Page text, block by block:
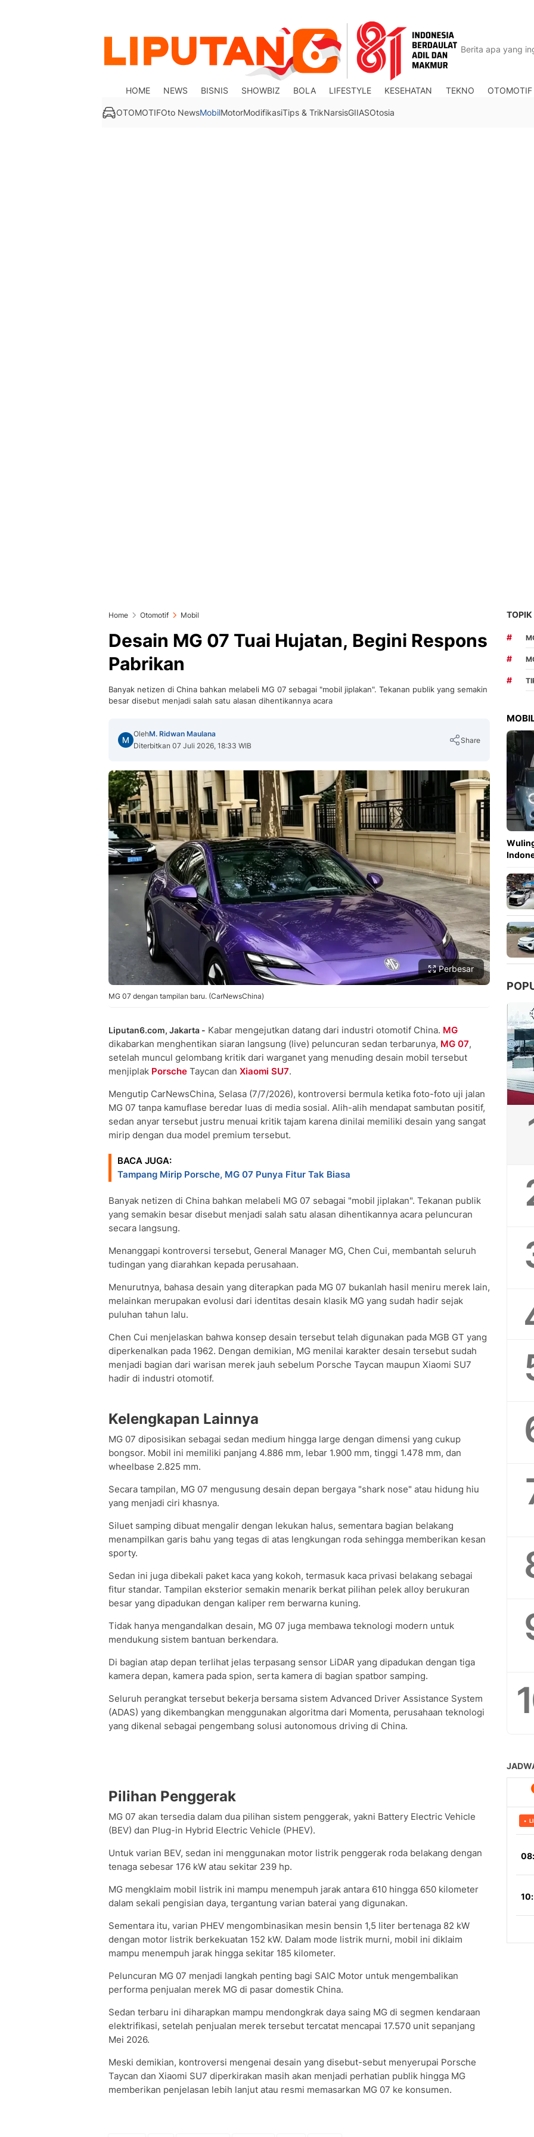
HOME NEWS BISNIS SHOWBIZ BOLA LIFESTYLE KESEHATAN TEKNO OTOMOTIF
OTOMOTIFOto NewsMobilMotorModifikasiTips & TrikNarsisGIIASOtosia
Home Otomotif Mobil
Desain MG 07 Tuai Hujatan, Begini Respons
Pabrikan
Banyak netizen di China bahkan melabeli MG 07 sebagai "mobil jiplakan". Tekanan publik yang semakin
besar disebut menjadi salah satu alasan dihentikannya acara
OlehM. Ridwan Maulana
Diterbitkan 07 Juli 2026, 18:33 WIB
Share
Perbesar
MG 07 dengan tampilan baru. (CarNewsChina)
Liputan6.com, Jakarta - Kabar mengejutkan datang dari industri otomotif China. MG
dikabarkan menghentikan siaran langsung (live) peluncuran sedan terbarunya, MG 07,
setelah muncul gelombang kritik dari warganet yang menuding desain mobil tersebut
menjiplak Porsche Taycan dan Xiaomi SU7.
Mengutip CarNewsChina, Selasa (7/7/2026), kontroversi bermula ketika foto-foto uji jalan
MG 07 tanpa kamuflase beredar luas di media sosial. Alih-alih mendapat sambutan positif,
sedan anyar tersebut justru menuai kritik tajam karena dinilai memiliki desain yang sangat
mirip dengan dua model premium tersebut.
BACA JUGA:
Tampang Mirip Porsche, MG 07 Punya Fitur Tak Biasa
Banyak netizen di China bahkan melabeli MG 07 sebagai "mobil jiplakan". Tekanan publik
yang semakin besar disebut menjadi salah satu alasan dihentikannya acara peluncuran
secara langsung.
Menanggapi kontroversi tersebut, General Manager MG, Chen Cui, membantah seluruh
tudingan yang diarahkan kepada perusahaan.
Menurutnya, bahasa desain yang diterapkan pada MG 07 bukanlah hasil meniru merek lain,
melainkan merupakan evolusi dari identitas desain klasik MG yang sudah hadir sejak
puluhan tahun lalu.
Chen Cui menjelaskan bahwa konsep desain tersebut telah digunakan pada MGB GT yang
diperkenalkan pada 1962. Dengan demikian, MG menilai karakter desain tersebut sudah
menjadi bagian dari warisan merek jauh sebelum Porsche Taycan maupun Xiaomi SU7
hadir di industri otomotif.
Kelengkapan Lainnya
MG 07 diposisikan sebagai sedan medium hingga large dengan dimensi yang cukup
bongsor. Mobil ini memiliki panjang 4.886 mm, lebar 1.900 mm, tinggi 1.478 mm, dan
wheelbase 2.825 mm.
Secara tampilan, MG 07 mengusung desain depan bergaya "shark nose" atau hidung hiu
yang menjadi ciri khasnya.
Siluet samping dibuat mengalir dengan lekukan halus, sementara bagian belakang
menampilkan garis bahu yang tegas di atas lengkungan roda sehingga memberikan kesan
sporty.
Sedan ini juga dibekali paket kaca yang kokoh, termasuk kaca privasi belakang sebagai
fitur standar. Tampilan eksterior semakin menarik berkat pilihan pelek alloy berukuran
besar yang dipadukan dengan kaliper rem berwarna kuning.
Tidak hanya mengandalkan desain, MG 07 juga membawa teknologi modern untuk
mendukung sistem bantuan berkendara.
Di bagian atap depan terlihat jelas terpasang sensor LiDAR yang dipadukan dengan tiga
kamera depan, kamera pada spion, serta kamera di bagian spatbor samping.
Seluruh perangkat tersebut bekerja bersama sistem Advanced Driver Assistance System
(ADAS) yang dikembangkan menggunakan algoritma dari Momenta, perusahaan teknologi
yang dikenal sebagai pengembang solusi autonomous driving di China.
Pilihan Penggerak
MG 07 akan tersedia dalam dua pilihan sistem penggerak, yakni Battery Electric Vehicle
(BEV) dan Plug-in Hybrid Electric Vehicle (PHEV).
Untuk varian BEV, sedan ini menggunakan motor listrik penggerak roda belakang dengan
tenaga sebesar 176 kW atau sekitar 239 hp.
MG mengklaim mobil listrik ini mampu menempuh jarak antara 610 hingga 650 kilometer
dalam sekali pengisian daya, tergantung varian baterai yang digunakan.
Sementara itu, varian PHEV mengombinasikan mesin bensin 1,5 liter bertenaga 82 kW
dengan motor listrik berkekuatan 152 kW. Dalam mode listrik murni, mobil ini diklaim
mampu menempuh jarak hingga sekitar 185 kilometer.
Peluncuran MG 07 menjadi langkah penting bagi SAIC Motor untuk mengembalikan
performa penjualan merek MG di pasar domestik China.
Sedan terbaru ini diharapkan mampu mendongkrak daya saing MG di segmen kendaraan
elektrifikasi, setelah penjualan merek tersebut tercatat mencapai 17.570 unit sepanjang
Mei 2026.
Meski demikian, kontroversi mengenai desain yang disebut-sebut menyerupai Porsche
Taycan dan Xiaomi SU7 diperkirakan masih akan menjadi perhatian publik hingga MG
memberikan penjelasan lebih lanjut atau resmi memasarkan MG 07 ke konsumen.
TOPIK
#
#
#